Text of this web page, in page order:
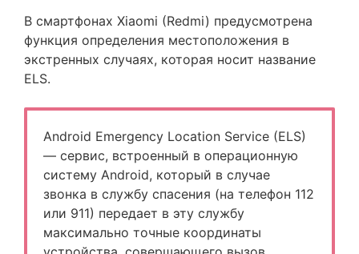
В смартфонах Xiaomi (Redmi) предусмотрена
функция определения местоположения в
экстренных случаях, которая носит название
ELS.
Android Emergency Location Service (ELS)
— сервис, встроенный в операционную
систему Android, который в случае
звонка в службу спасения (на телефон 112
или 911) передает в эту службу
максимально точные координаты